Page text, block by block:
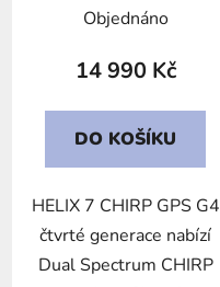
Objednáno
14 990 Kč
DO KOŠÍKU
HELIX 7 CHIRP GPS G4
čtvrté generace nabízí
Dual Spectrum CHIRP